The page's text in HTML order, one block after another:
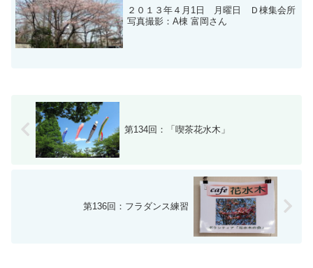
２０１３年４月1日 月曜日 Ｄ棟集会所
写真撮影：A棟 富岡さん
第134回：「喫茶花水木」
第136回：フラダンス練習